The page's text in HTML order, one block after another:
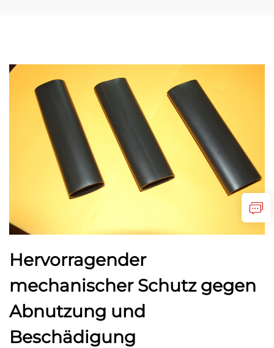
Hervorragender
mechanischer Schutz gegen
Abnutzung und
Beschädigung